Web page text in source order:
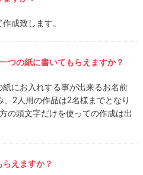
成致します。
つの紙に書いてもらえますか？
にお入れする事が出来るお名前
2人用の作品は2名様までとなり
の頭文字だけを使っての作成は出
えますか？